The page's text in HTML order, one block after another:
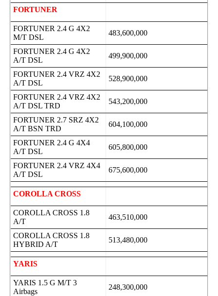
FORTUNER
FORTUNER 2.4 G 4X2
M/T DSL
483,600,000
FORTUNER 2.4 G 4X2
A/T DSL
499,900,000
FORTUNER 2.4 VRZ 4X2
A/T DSL
528,900,000
FORTUNER 2.4 VRZ 4X2
A/T DSL TRD
543,200,000
FORTUNER 2.7 SRZ 4X2
A/T BSN TRD
604,100,000
FORTUNER 2.4 G 4X4
A/T DSL
605,800,000
FORTUNER 2.4 VRZ 4X4
A/T DSL
675,600,000
COROLLA CROSS
COROLLA CROSS 1.8
A/T
463,510,000
COROLLA CROSS 1.8
HYBRID A/T
513,480,000
YARIS
YARIS 1.5 G M/T 3
Airbags
248,300,000